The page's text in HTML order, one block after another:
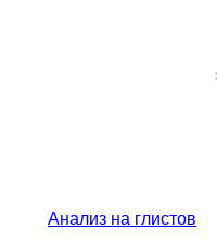
Анализ на глистов